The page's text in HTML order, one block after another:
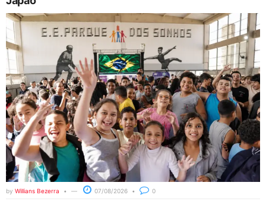
by Willians Bezerra 07/08/2026 0